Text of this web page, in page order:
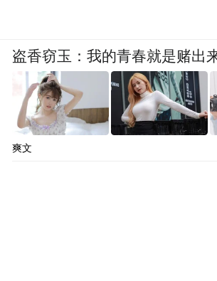
盗香窃玉：我的青春就是赌出
爽文